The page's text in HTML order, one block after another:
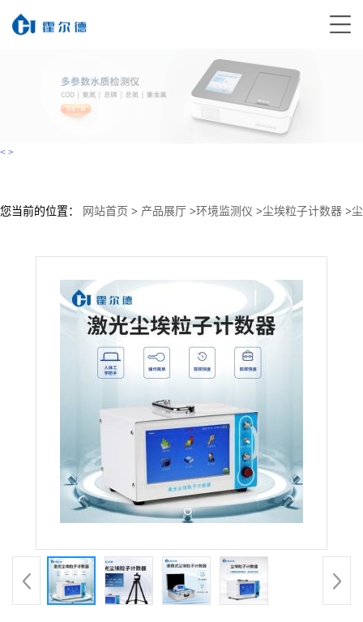
< >
您当前的位置： 网站首页 > 产品展厅 >环境监测仪 >尘埃粒子计数器 >尘